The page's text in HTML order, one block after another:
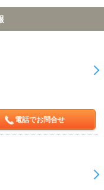
電話でお問合せ